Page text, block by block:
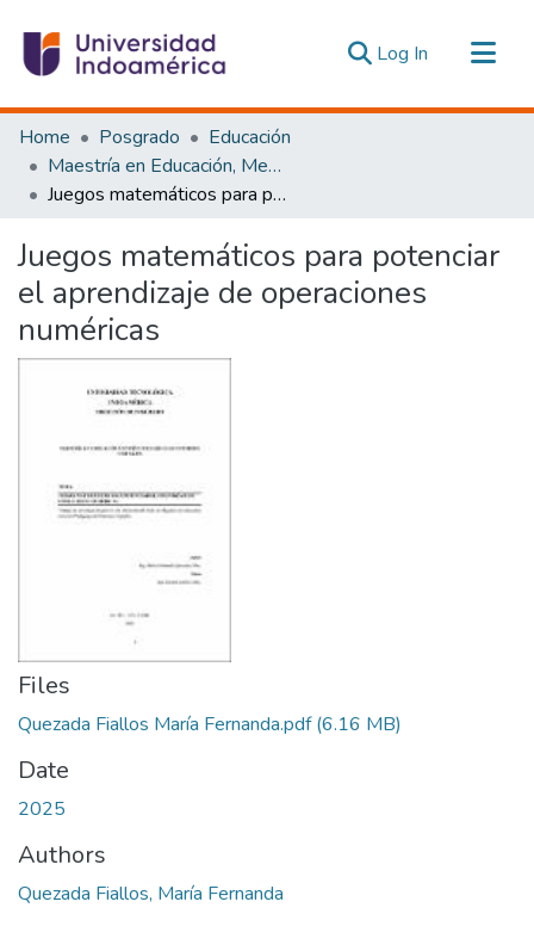
Log In (current)
Communities & Collections
All of DSpace
Statistics
Home Posgrado
Educación
Maestría en Educación, Mención Pedagogía en Entornos Digitales
Juegos matemáticos para potenciar el aprendizaje de operaciones numéricas
Juegos matemáticos para potenciar
el aprendizaje de operaciones
numéricas
Files
Quezada Fiallos María Fernanda.pdf(6.16 MB)
Date
2025
Authors
Quezada Fiallos, María Fernanda